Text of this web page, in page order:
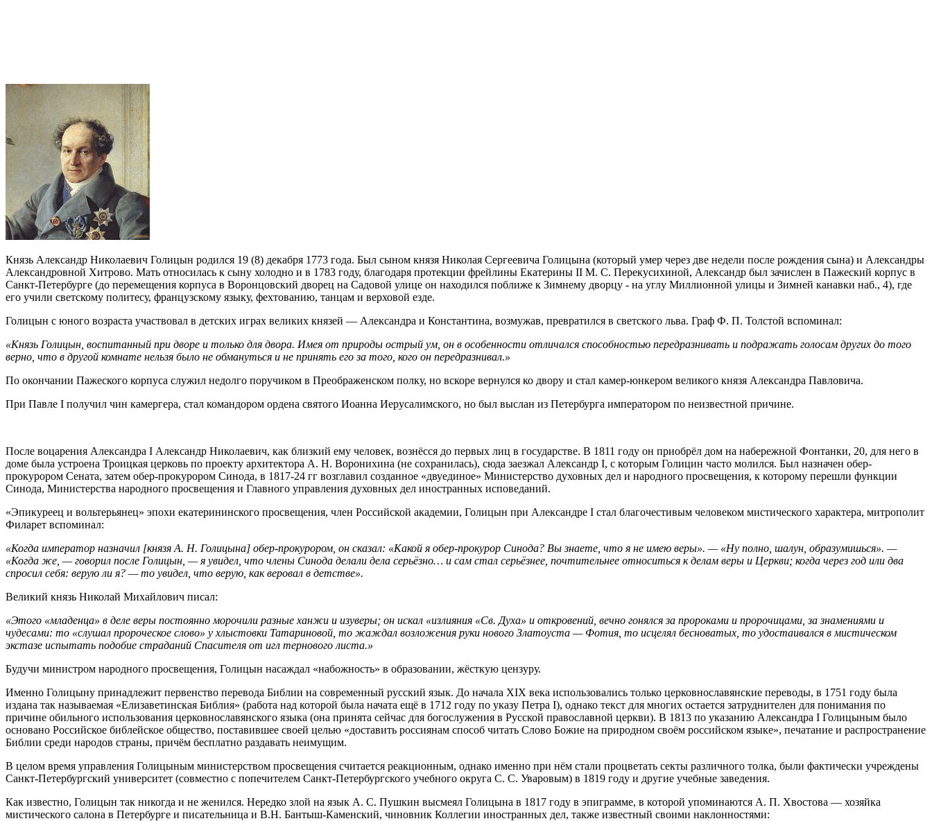
Князь Александр Николаевич Голицын родился 19 (8) декабря 1773 года. Был сыном князя Николая Сергеевича Голицына (который умер через две недели после рождения сына) и Александры
Александровной Хитрово. Мать относилась к сыну холодно и в 1783 году, благодаря протекции фрейлины Екатерины II М. С. Перекусихиной, Александр был зачислен в Пажеский корпус в
Санкт-Петербурге (до перемещения корпуса в Воронцовский дворец на Садовой улице он находился поближе к Зимнему дворцу - на углу Миллионной улицы и Зимней канавки наб., 4), где
его учили светскому политесу, французскому языку, фехтованию, танцам и верховой езде.
Голицын с юного возраста участвовал в детских играх великих князей — Александра и Константина, возмужав, превратился в светского льва. Граф Ф. П. Толстой вспоминал:
«Князь Голицын, воспитанный при дворе и только для двора. Имея от природы острый ум, он в особенности отличался способностью передразнивать и подражать голосам других до того
верно, что в другой комнате нельзя было не обмануться и не принять его за того, кого он передразнивал.»
По окончании Пажеского корпуса служил недолго поручиком в Преображенском полку, но вскоре вернулся ко двору и стал камер-юнкером великого князя Александра Павловича.
При Павле I получил чин камергера, стал командором ордена святого Иоанна Иерусалимского, но был выслан из Петербурга императором по неизвестной причине.
После воцарения Александра I Александр Николаевич, как близкий ему человек, вознёсся до первых лиц в государстве. В 1811 году он приобрёл дом на набережной Фонтанки, 20, для него в
доме была устроена Троицкая церковь по проекту архитектора А. Н. Воронихина (не сохранилась), сюда заезжал Александр I, с которым Голицин часто молился. Был назначен обер-
прокурором Сената, затем обер-прокурором Синода, в 1817-24 гг возглавил созданное «двуединое» Министерство духовных дел и народного просвещения, к которому перешли функции
Синода, Министерства народного просвещения и Главного управления духовных дел иностранных исповеданий.
«Эпикуреец и вольтерьянец» эпохи екатерининского просвещения, член Российской академии, Голицын при Александре I стал благочестивым человеком мистического характера, митрополит
Филарет вспоминал:
«Когда император назначил [князя А. Н. Голицына] обер-прокурором, он сказал: «Какой я обер-прокурор Синода? Вы знаете, что я не имею веры». — «Ну полно, шалун, образумишься». —
«Когда же, — говорил после Голицын, — я увидел, что члены Синода делали дела серьёзно… и сам стал серьёзнее, почтительнее относиться к делам веры и Церкви; когда через год или два
спросил себя: верую ли я? — то увидел, что верую, как веровал в детстве».
Великий князь Николай Михайлович писал:
«Этого «младенца» в деле веры постоянно морочили разные ханжи и изуверы; он искал «излияния «Св. Духа» и откровений, вечно гонялся за пророками и пророчицами, за знамениями и
чудесами: то «слушал пророческое слово» у хлыстовки Татариновой, то жаждал возложения руки нового Златоуста — Фотия, то исцелял бесноватых, то удостаивался в мистическом
экстазе испытать подобие страданий Спасителя от игл тернового листа.»
Будучи министром народного просвещения, Голицын насаждал «набожность» в образовании, жёсткую цензуру.
Именно Голицыну принадлежит первенство перевода Библии на современный русский язык. До начала XIX века использовались только церковнославянские переводы, в 1751 году была
издана так называемая «Елизаветинская Библия» (работа над которой была начата ещё в 1712 году по указу Петра I), однако текст для многих остается затруднителен для понимания по
причине обильного использования церковнославянского языка (она принята сейчас для богослужения в Русской православной церкви). В 1813 по указанию Александра I Голицыным было
основано Российское библейское общество, поставившее своей целью «доставить россиянам способ читать Слово Божие на природном своём российском языке», печатание и распространение
Библии среди народов страны, причём бесплатно раздавать неимущим.
В целом время управления Голицыным министерством просвещения считается реакционным, однако именно при нём стали процветать секты различного толка, были фактически учреждены
Санкт-Петербургский университет (совместно с попечителем Санкт-Петербургского учебного округа С. С. Уваровым) в 1819 году и другие учебные заведения.
Как известно, Голицын так никогда и не женился. Нередко злой на язык А. С. Пушкин высмеял Голицына в 1817 году в эпиграмме, в которой упоминаются А. П. Хвостова — хозяйка
мистического салона в Петербурге и писательница и В.Н. Бантыш-Каменский, чиновник Коллегии иностранных дел, также известный своими наклонностями: